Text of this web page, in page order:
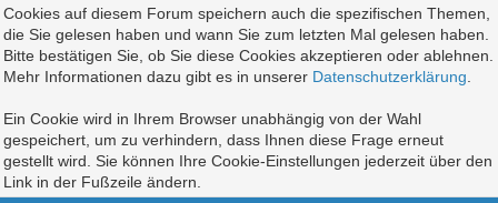
Cookies auf diesem Forum speichern auch die spezifischen Themen,
die Sie gelesen haben und wann Sie zum letzten Mal gelesen haben.
Bitte bestätigen Sie, ob Sie diese Cookies akzeptieren oder ablehnen.
Mehr Informationen dazu gibt es in unserer Datenschutzerklärung
Ein Cookie wird in Ihrem Browser unabhängig von der Wahl
gespeichert, um zu verhindern, dass Ihnen diese Frage erneut
gestellt wird. Sie können Ihre Cookie-Einstellungen jederzeit über den
Link in der Fußzeile ändern.